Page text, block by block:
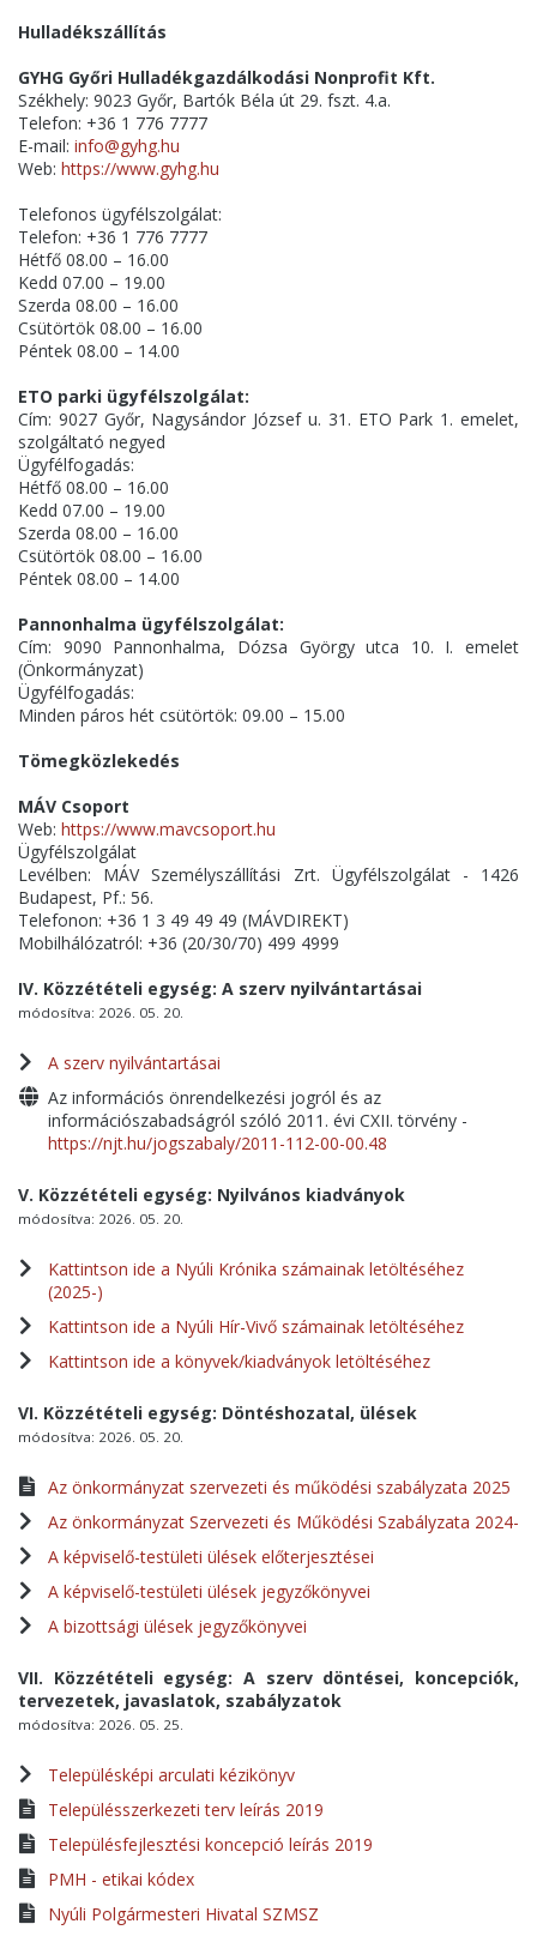
Hulladékszállítás
GYHG Győri Hulladékgazdálkodási Nonprofit Kft.
Székhely: 9023 Győr, Bartók Béla út 29. fszt. 4.a.
Telefon: +36 1 776 7777
E-mail: info@gyhg.hu
Web: https://www.gyhg.hu
Telefonos ügyfélszolgálat:
Telefon: +36 1 776 7777
Hétfő 08.00 – 16.00
Kedd 07.00 – 19.00
Szerda 08.00 – 16.00
Csütörtök 08.00 – 16.00
Péntek 08.00 – 14.00
ETO parki ügyfélszolgálat:
Cím: 9027 Győr, Nagysándor József u. 31. ETO Park 1. emelet,
szolgáltató negyed
Ügyfélfogadás:
Hétfő 08.00 – 16.00
Kedd 07.00 – 19.00
Szerda 08.00 – 16.00
Csütörtök 08.00 – 16.00
Péntek 08.00 – 14.00
Pannonhalma ügyfélszolgálat:
Cím: 9090 Pannonhalma, Dózsa György utca 10. I. emelet
(Önkormányzat)
Ügyfélfogadás:
Minden páros hét csütörtök: 09.00 – 15.00
Tömegközlekedés
MÁV Csoport
Web: https://www.mavcsoport.hu
Ügyfélszolgálat
Levélben: MÁV Személyszállítási Zrt. Ügyfélszolgálat - 1426
Budapest, Pf.: 56.
Telefonon: +36 1 3 49 49 49 (MÁVDIREKT)
Mobilhálózatról: +36 (20/30/70) 499 4999
IV. Közzétételi egység: A szerv nyilvántartásai
módosítva: 2026. 05. 20.
A szerv nyilvántartásai
Az információs önrendelkezési jogról és az
információszabadságról szóló 2011. évi CXII. törvény -
https://njt.hu/jogszabaly/2011-112-00-00.48
V. Közzétételi egység: Nyilvános kiadványok
módosítva: 2026. 05. 20.
Kattintson ide a Nyúli Krónika számainak letöltéséhez
(2025-)
Kattintson ide a Nyúli Hír-Vivő számainak letöltéséhez
Kattintson ide a könyvek/kiadványok letöltéséhez
VI. Közzétételi egység: Döntéshozatal, ülések
módosítva: 2026. 05. 20.
Az önkormányzat szervezeti és működési szabályzata 2025
Az önkormányzat Szervezeti és Működési Szabályzata 2024-
A képviselő-testületi ülések előterjesztései
A képviselő-testületi ülések jegyzőkönyvei
A bizottsági ülések jegyzőkönyvei
VII. Közzétételi egység: A szerv döntései, koncepciók,
tervezetek, javaslatok, szabályzatok
módosítva: 2026. 05. 25.
Településképi arculati kézikönyv
Településszerkezeti terv leírás 2019
Településfejlesztési koncepció leírás 2019
PMH - etikai kódex
Nyúli Polgármesteri Hivatal SZMSZ